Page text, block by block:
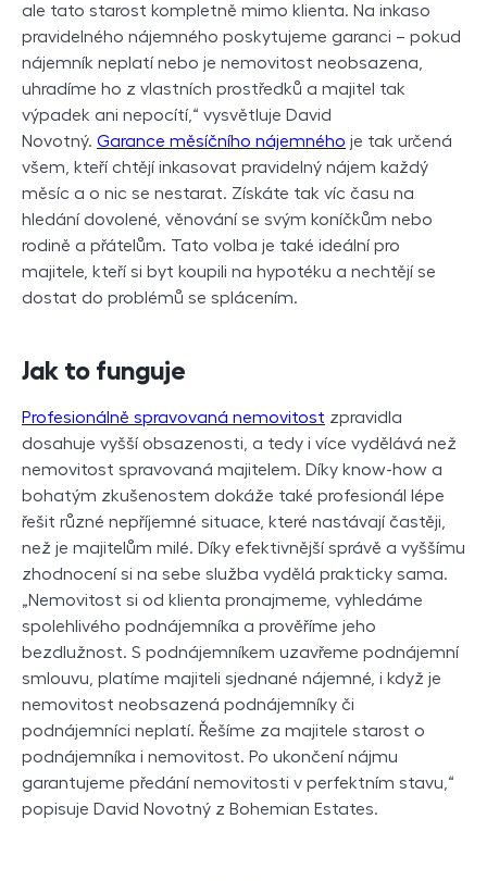
ale tato starost kompletně mimo klienta. Na inkaso
pravidelného nájemného poskytujeme garanci – pokud
nájemník neplatí nebo je nemovitost neobsazena,
uhradíme ho z vlastních prostředků a majitel tak
výpadek ani nepocítí,“ vysvětluje David
Novotný. Garance měsíčního nájemného je tak určená
všem, kteří chtějí inkasovat pravidelný nájem každý
měsíc a o nic se nestarat. Získáte tak víc času na
hledání dovolené, věnování se svým koníčkům nebo
rodině a přátelům. Tato volba je také ideální pro
majitele, kteří si byt koupili na hypotéku a nechtějí se
dostat do problémů se splácením.
Jak to funguje
Profesionálně spravovaná nemovitost zpravidla
dosahuje vyšší obsazenosti, a tedy i více vydělává než
nemovitost spravovaná majitelem. Díky know-how a
bohatým zkušenostem dokáže také profesionál lépe
řešit různé nepříjemné situace, které nastávají častěji,
než je majitelům milé. Díky efektivnější správě a vyššímu
zhodnocení si na sebe služba vydělá prakticky sama.
„Nemovitost si od klienta pronajmeme, vyhledáme
spolehlivého podnájemníka a prověříme jeho
bezdlužnost. S podnájemníkem uzavřeme podnájemní
smlouvu, platíme majiteli sjednané nájemné, i když je
nemovitost neobsazená podnájemníky či
podnájemníci neplatí. Řešíme za majitele starost o
podnájemníka i nemovitost. Po ukončení nájmu
garantujeme předání nemovitosti v perfektním stavu,“
popisuje David Novotný z Bohemian Estates.